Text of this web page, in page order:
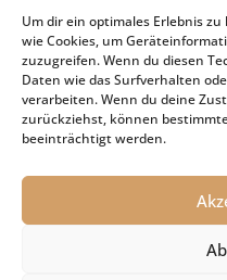
Um dir ein optimales Erlebnis
wie Cookies, um
zuzugreifen. Wenn du diesen
Daten wie das Surfverhalten
verarbeiten. Wenn du deine
zurückziehst, können
beeinträchtigt werden.
Umsatzsteuer-
Keine Steuerfreiheit
bei
Schenkungsteuer: